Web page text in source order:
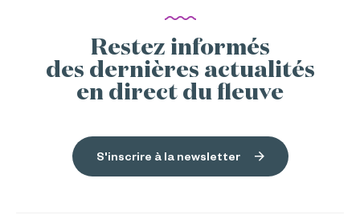
Restez informés
des dernières actualités
en direct du fleuve
S'inscrire à la newsletter